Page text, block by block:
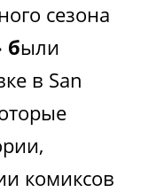
сезона
были
в San
комиксов